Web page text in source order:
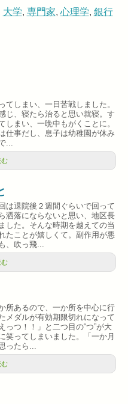
大学, 専門家, 心理学, 銀行
しまい、一日苦戦しました。
じ、寝たら治ると思い就寝。す
まい、一晩中もがくことに。
仕事だし、息子は幼稚園が休み
...
は退院後２週間ぐらいで回って
洒落にならないと思い、地区長
した。そんな時期を越えての当
たことが嬉しくて。副作用が悪
、吹っ飛...
所あるので、一か所を中心に行
メダルが有効期限切れになって
っつ！！」と二つ目の“つ”が大
笑ってしまいました。「一か月
ったら...